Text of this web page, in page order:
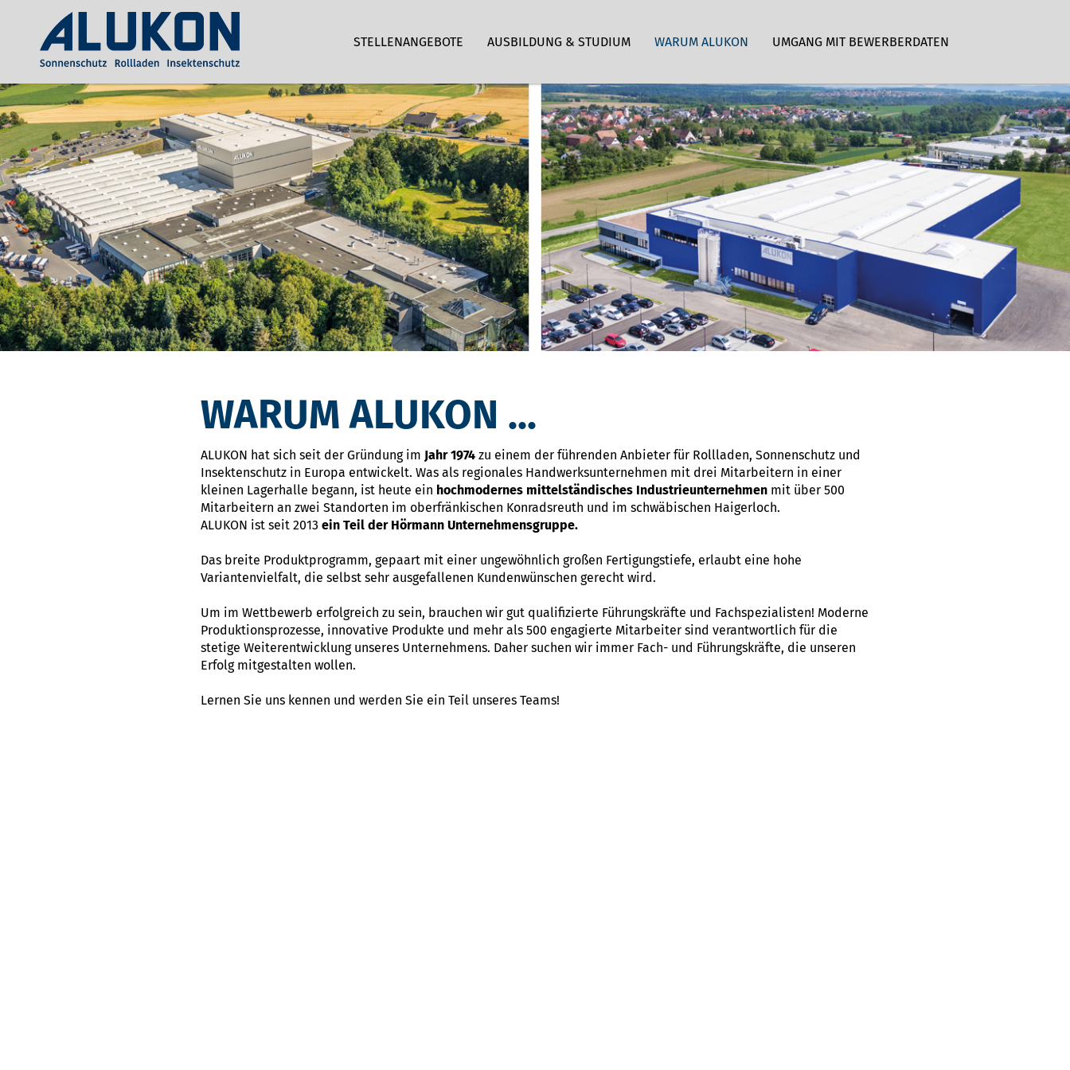
STELLENANGEBOTE AUSBILDUNG & STUDIUM WARUM ALUKON UMGANG MIT BEWERBERDATEN
WARUM ALUKON ...
ALUKON hat sich seit der Gründung im Jahr 1974 zu einem der führenden Anbieter für Rollladen, Sonnenschutz und
Insektenschutz in Europa entwickelt. Was als regionales Handwerksunternehmen mit drei Mitarbeitern in einer
kleinen Lagerhalle begann, ist heute ein hochmodernes mittelständisches Industrieunternehmen mit über 500
Mitarbeitern an zwei Standorten im oberfränkischen Konradsreuth und im schwäbischen Haigerloch.
ALUKON ist seit 2013 ein Teil der Hörmann Unternehmensgruppe.
Das breite Produktprogramm, gepaart mit einer ungewöhnlich großen Fertigungstiefe, erlaubt eine hohe
Variantenvielfalt, die selbst sehr ausgefallenen Kundenwünschen gerecht wird.
Um im Wettbewerb erfolgreich zu sein, brauchen wir gut qualifizierte Führungskräfte und Fachspezialisten! Moderne
Produktionsprozesse, innovative Produkte und mehr als 500 engagierte Mitarbeiter sind verantwortlich für die
stetige Weiterentwicklung unseres Unternehmens. Daher suchen wir immer Fach- und Führungskräfte, die unseren
Erfolg mitgestalten wollen.
Lernen Sie uns kennen und werden Sie ein Teil unseres Teams!